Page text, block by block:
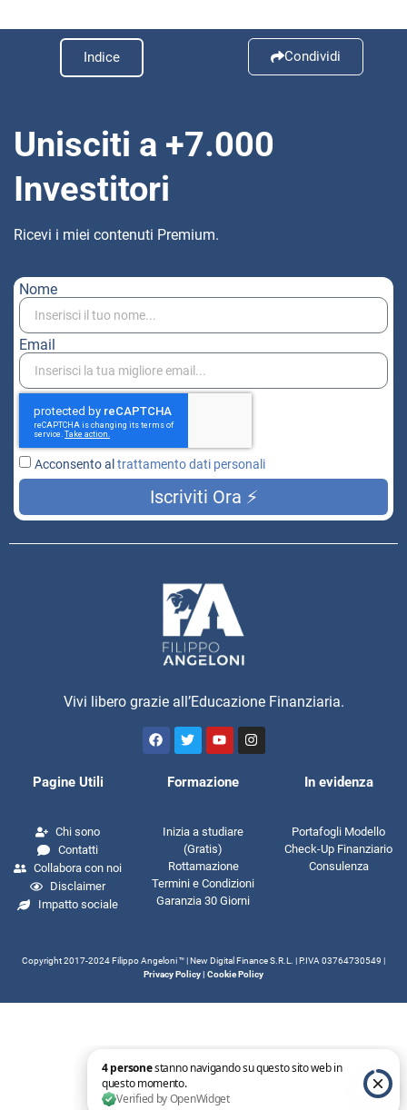
Indice Condividi
Unisciti a +7.000
Investitori
Ricevi i miei contenuti Premium.
Nome
Email
Acconsento al trattamento dati personali
Iscriviti Ora ⚡
Vivi libero grazie all’Educazione Finanziaria.
Pagine Utili
Chi sono
Contatti
Collabora con noi
Disclaimer
Impatto sociale
Formazione
Inizia a studiare
(Gratis)
Rottamazione
Termini e Condizioni
Garanzia 30 Giorni
In evidenza
Portafogli Modello
Check-Up Finanziario
Consulenza
Copyright 2017-2024 Filippo Angeloni ™️ | New Digital Finance S.R.L. | P.IVA 03764730549 |
Privacy Policy| Cookie Policy